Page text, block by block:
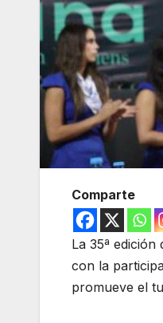
Comparte
La 35ª edición
con la
promueve el